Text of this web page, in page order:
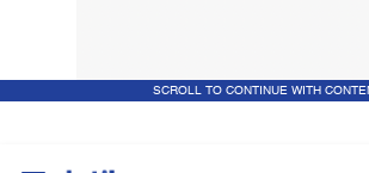
SCROLL TO CONTINUE WITH